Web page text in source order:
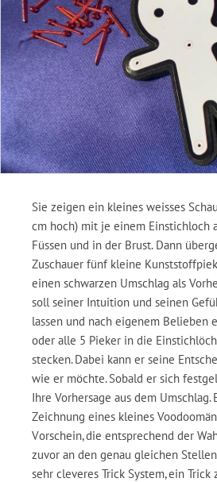
Sie zeigen ein kleines weisses
cm hoch) mit je einem Einstichloch
Füssen und in der Brust. Dann
Zuschauer fünf kleine
einen schwarzen Umschlag als
soll seiner Intuition und seinen
lassen und nach eigenem Belieben
oder alle 5 Pieker in die
stecken. Dabei kann er seine
wie er möchte. Sobald er sich
Ihre Vorhersage aus dem Umschlag.
Zeichnung eines kleines
Vorschein, die entsprechend der
zuvor an den genau gleichen
sehr cleveres Trick System, ein